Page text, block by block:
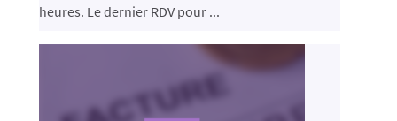
heures. Le dernier RDV pour ...